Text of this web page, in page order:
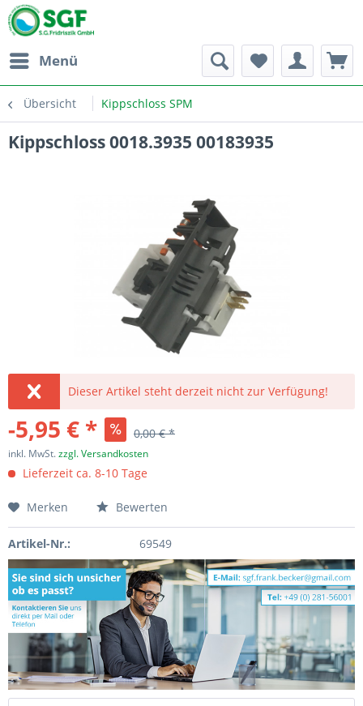
Menü
Übersicht Kippschloss SPM
Kippschloss 0018.3935 00183935
Dieser Artikel steht derzeit nicht zur Verfügung!
-5,95 € * 0,00 € *
inkl. MwSt.zzgl. Versandkosten
Lieferzeit ca. 8-10 Tage
Merken Bewerten
Artikel-Nr.: 69549